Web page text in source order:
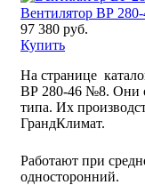
Вентилятор ВР
97 380 руб.
Купить
На странице
ВР 280-46 №8. Они
типа. Их
ГрандКлимат.
Работают при
односторонний.